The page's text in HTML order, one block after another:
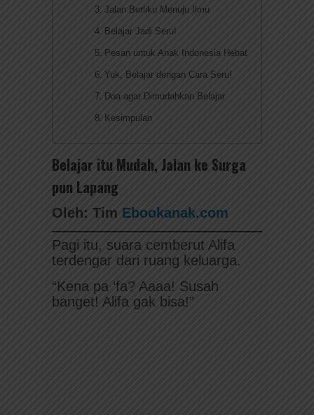
Jalan Berliku Menuju Ilmu
Belajar Jadi Seru!
Pesan untuk Anak Indonesia Hebat
Yuk, Belajar dengan Cara Seru!
Doa agar Dimudahkan Belajar
Kesimpulan
Belajar itu Mudah, Jalan ke Surga
pun Lapang
Oleh: Tim Ebookanak.com
Pagi itu, suara cemberut Alifa
terdengar dari ruang keluarga.
“Kena pa ‘fa? Aaaa! Susah
banget! Alifa gak bisa!”